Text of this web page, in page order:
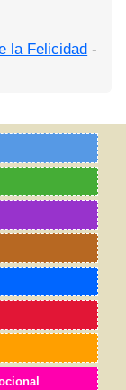
la Felicidad -